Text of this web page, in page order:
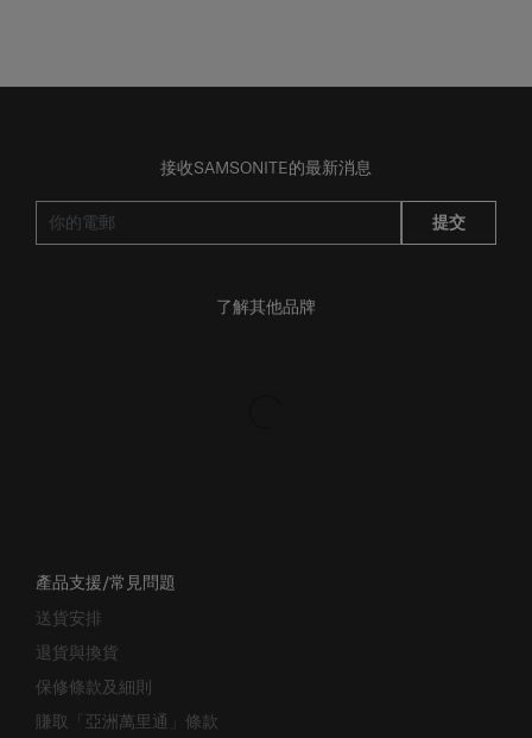
接收SAMSONITE的最新消息
提交
了解其他品牌
產品支援/常見問題
送貨安排
退貨與換貨
保修條款及細則
賺取「亞洲萬里通」條款